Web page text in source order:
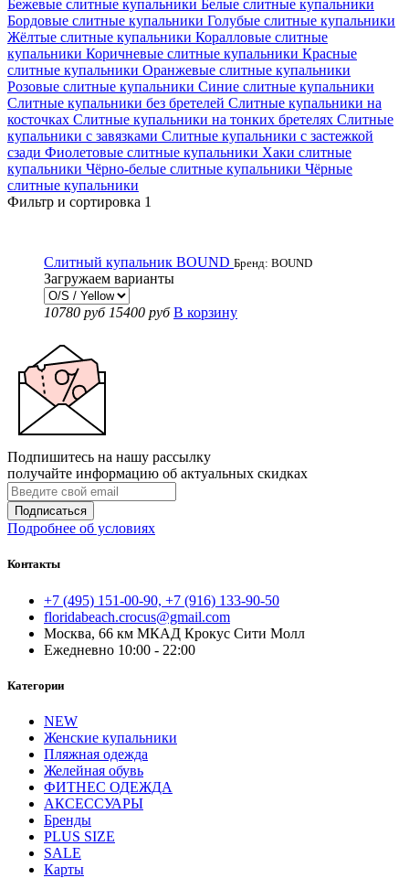
Бежевые слитные купальники Белые слитные купальники
Бордовые слитные купальники Голубые слитные купальники
Жёлтые слитные купальники Коралловые слитные
купальники Коричневые слитные купальники Красные
слитные купальники Оранжевые слитные купальники
Розовые слитные купальники Синие слитные купальники
Слитные купальники без бретелей Слитные купальники на
косточках Слитные купальники на тонких бретелях Слитные
купальники с завязками Слитные купальники с застежкой
сзади Фиолетовые слитные купальники Хаки слитные
купальники Чёрно-белые слитные купальники Чёрные
слитные купальники
Фильтр и сортировка 1
Слитный купальник BOUND Бренд: BOUND
Загружаем варианты
10780 руб 15400 руб В корзину
Подпишитесь на нашу рассылку
получайте информацию об актуальных скидках
Подписаться
Подробнее об условиях
Контакты
+7 (495) 151-00-90, +7 (916) 133-90-50
floridabeach.crocus@gmail.com
Москва, 66 км МКАД Крокус Сити Молл
Ежедневно 10:00 - 22:00
Категории
NEW
Женские купальники
Пляжная одежда
Желейная обувь
ФИТНЕС ОДЕЖДА
АКСЕССУАРЫ
Бренды
PLUS SIZE
SALE
Карты